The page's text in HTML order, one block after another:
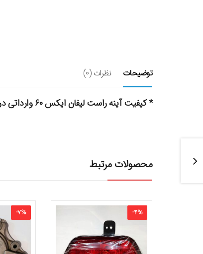
توضیحات نظرات (0)
* کیفیت آینه راست لیفان ایکس ۶۰ وارداتی درجه A میباشد.
محصولات مرتبط
-4%
-7%